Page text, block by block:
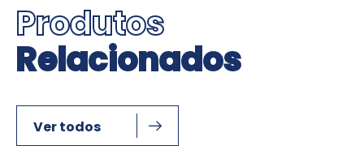
Produtos
Relacionados
Ver todos